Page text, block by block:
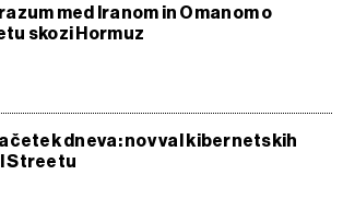
med Iranom in Omanom o
skozi Hormuz
dneva: nov val kibernetskih
Streetu